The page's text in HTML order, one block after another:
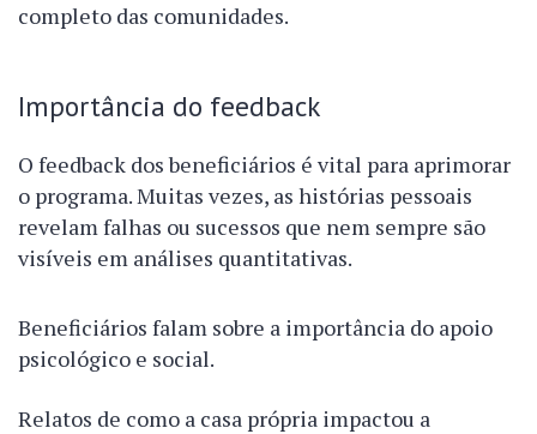
completo das comunidades.
Importância do feedback
O feedback dos beneficiários é vital para aprimorar
o programa. Muitas vezes, as histórias pessoais
revelam falhas ou sucessos que nem sempre são
visíveis em análises quantitativas.
Beneficiários falam sobre a importância do apoio
psicológico e social.
Relatos de como a casa própria impactou a